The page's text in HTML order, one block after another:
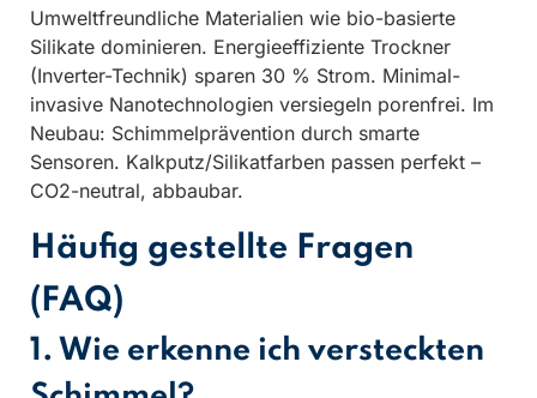
Umweltfreundliche Materialien wie bio-basierte
Silikate dominieren. Energieeffiziente Trockner
(Inverter-Technik) sparen 30 % Strom. Minimal-
invasive Nanotechnologien versiegeln porenfrei. Im
Neubau: Schimmelprävention durch smarte
Sensoren. Kalkputz/Silikatfarben passen perfekt –
CO2-neutral, abbaubar.
Häufig gestellte Fragen
(FAQ)
1. Wie erkenne ich versteckten